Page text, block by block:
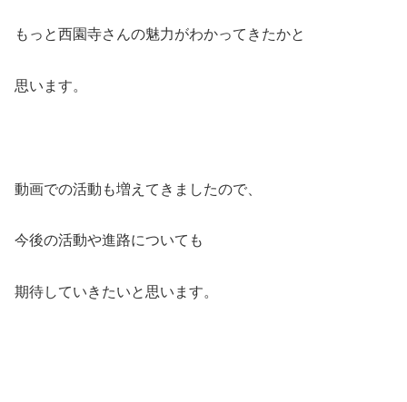
もっと西園寺さんの魅力がわかってきたかと
思います。
動画での活動も増えてきましたので、
今後の活動や進路についても
期待していきたいと思います。